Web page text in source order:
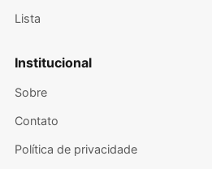
Lista
Institucional
Sobre
Contato
Política de privacidade